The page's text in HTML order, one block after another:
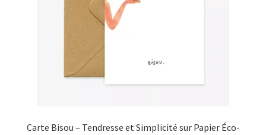
Carte Bisou – Tendresse et Simplicité sur Papier Éco-